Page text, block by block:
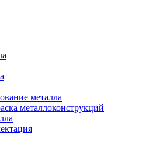
металла
металлоконструкций